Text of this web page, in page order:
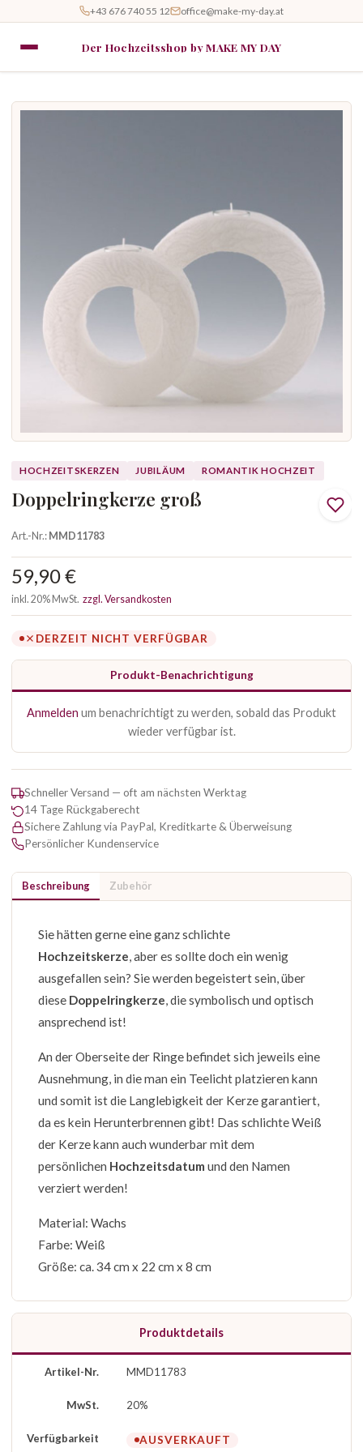
+43 676 740 55 12 office@make-my-day.at
Der Hochzeitsshop by MAKE MY DAY
HOCHZEITSKERZEN JUBILÄUM ROMANTIK HOCHZEIT
Doppelringkerze groß
Art.-Nr.:MMD11783
59,90 €
inkl. 20% MwSt. zzgl. Versandkosten
DERZEIT NICHT VERFÜGBAR
Produkt-Benachrichtigung
Anmelden um benachrichtigt zu werden, sobald das Produkt
wieder verfügbar ist.
Schneller Versand — oft am nächsten Werktag
14 Tage Rückgaberecht
Sichere Zahlung via PayPal, Kreditkarte & Überweisung
Persönlicher Kundenservice
Beschreibung Zubehör
Sie hätten gerne eine ganz schlichte
Hochzeitskerze, aber es sollte doch ein wenig
ausgefallen sein? Sie werden begeistert sein, über
diese Doppelringkerze, die symbolisch und optisch
ansprechend ist!
An der Oberseite der Ringe befindet sich jeweils eine
Ausnehmung, in die man ein Teelicht platzieren kann
und somit ist die Langlebigkeit der Kerze garantiert,
da es kein Herunterbrennen gibt! Das schlichte Weiß
der Kerze kann auch wunderbar mit dem
persönlichen Hochzeitsdatum und den Namen
verziert werden!
Material: Wachs
Farbe: Weiß
Größe: ca. 34 cm x 22 cm x 8 cm
Produktdetails
Artikel-Nr. MMD11783
MwSt. 20%
Verfügbarkeit AUSVERKAUFT